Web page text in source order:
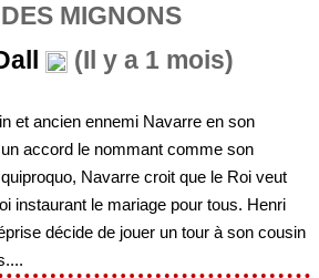
MIGNONS
(Il y a 1 mois)
et ancien ennemi Navarre en son
accord le nommant comme son
Navarre croit que le Roi veut
instaurant le mariage pour tous. Henri
décide de jouer un tour à son cousin